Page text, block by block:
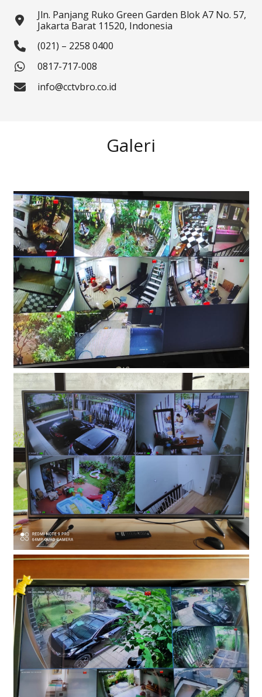
Jln. Panjang Ruko Green Garden Blok A7 No. 57,
Jakarta Barat 11520, Indonesia
(021) – 2258 0400
0817-717-008
info@cctvbro.co.id
Galeri